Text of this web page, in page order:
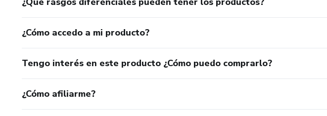
¿Cómo accedo a mi producto?
Tengo interés en este producto ¿Cómo puedo comprarlo?
¿Cómo afiliarme?